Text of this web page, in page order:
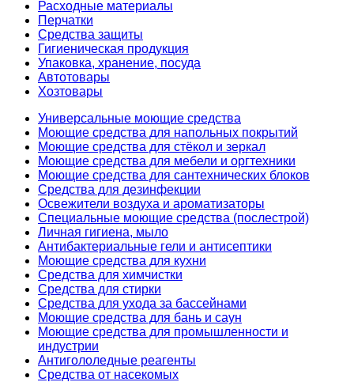
Расходные материалы
Перчатки
Средства защиты
Гигиеническая продукция
Упаковка, хранение, посуда
Автотовары
Хозтовары
Универсальные моющие средства
Моющие средства для напольных покрытий
Моющие средства для стёкол и зеркал
Моющие средства для мебели и оргтехники
Моющие средства для сантехнических блоков
Средства для дезинфекции
Освежители воздуха и ароматизаторы
Специальные моющие средства (послестрой)
Личная гигиена, мыло
Антибактериальные гели и антисептики
Моющие средства для кухни
Средства для химчистки
Средства для стирки
Средства для ухода за бассейнами
Моющие средства для бань и саун
Моющие средства для промышленности и
индустрии
Антигололедные реагенты
Средства от насекомых